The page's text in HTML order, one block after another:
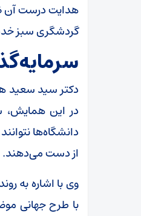
هدایت درست آن
گردشگری سبز
دکتر سید سعید
در این همایش،
دانشگاه‌ها
از دست می‌دهند.
وی با اشاره به
با طرح جهانی